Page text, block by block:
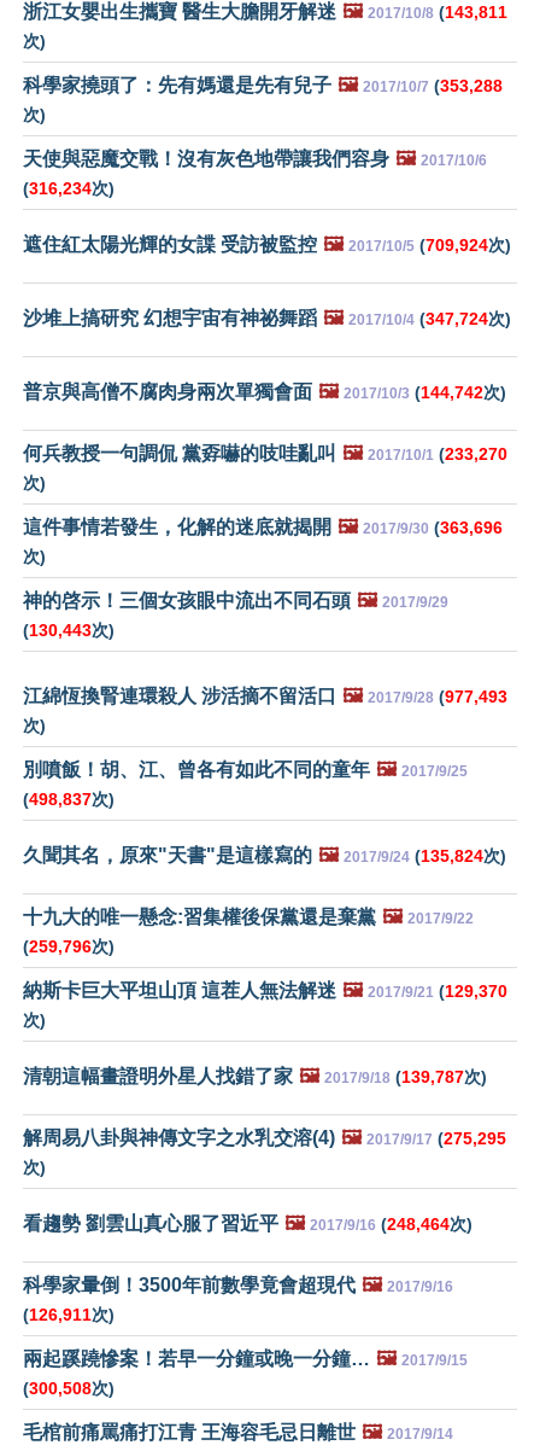
浙江女嬰出生攜寶 醫生大膽開牙解迷 🖼️ 2017/10/8 (143,811
次)
科學家撓頭了：先有媽還是先有兒子 🖼️ 2017/10/7 (353,288
次)
天使與惡魔交戰！沒有灰色地帶讓我們容身 🖼️ 2017/10/6
(316,234次)
遮住紅太陽光輝的女諜 受訪被監控 🖼️ 2017/10/5 (709,924次)
沙堆上搞研究 幻想宇宙有神祕舞蹈 🖼️ 2017/10/4 (347,724次)
普京與高僧不腐肉身兩次單獨會面 🖼️ 2017/10/3 (144,742次)
何兵教授一句調侃 黨孬嚇的吱哇亂叫 🖼️ 2017/10/1 (233,270
次)
這件事情若發生，化解的迷底就揭開 🖼️ 2017/9/30 (363,696
次)
神的啓示！三個女孩眼中流出不同石頭 🖼️ 2017/9/29
(130,443次)
江綿恆換腎連環殺人 涉活摘不留活口 🖼️ 2017/9/28 (977,493
次)
別噴飯！胡、江、曾各有如此不同的童年 🖼️ 2017/9/25
(498,837次)
久聞其名，原來"天書"是這樣寫的 🖼️ 2017/9/24 (135,824次)
十九大的唯一懸念:習集權後保黨還是棄黨 🖼️ 2017/9/22
(259,796次)
納斯卡巨大平坦山頂 這茬人無法解迷 🖼️ 2017/9/21 (129,370
次)
清朝這幅畫證明外星人找錯了家 🖼️ 2017/9/18 (139,787次)
解周易八卦與神傳文字之水乳交溶(4) 🖼️ 2017/9/17 (275,295
次)
看趨勢 劉雲山真心服了習近平 🖼️ 2017/9/16 (248,464次)
科學家暈倒！3500年前數學竟會超現代 🖼️ 2017/9/16
(126,911次)
兩起蹊蹺慘案！若早一分鐘或晚一分鐘… 🖼️ 2017/9/15
(300,508次)
毛棺前痛罵痛打江青 王海容毛忌日離世 🖼️ 2017/9/14